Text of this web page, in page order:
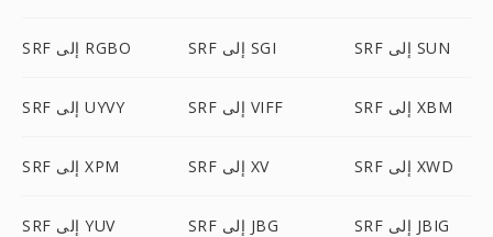
SRF إلى RGBO SRF إلى SGI SRF إلى SUN
SRF إلى UYVY SRF إلى VIFF SRF إلى XBM
SRF إلى XPM SRF إلى XV SRF إلى XWD
SRF إلى YUV SRF إلى JBG SRF إلى JBIG